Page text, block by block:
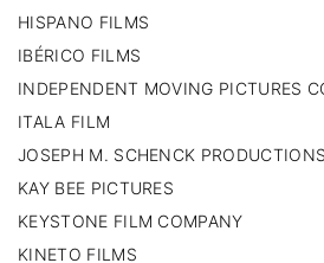
HISPANO FILMS
IBÉRICO FILMS
INDEPENDENT MOVING PICTURES
ITALA FILM
JOSEPH M. SCHENCK PRODUCTIONS
KAY BEE PICTURES
KEYSTONE FILM COMPANY
KINETO FILMS